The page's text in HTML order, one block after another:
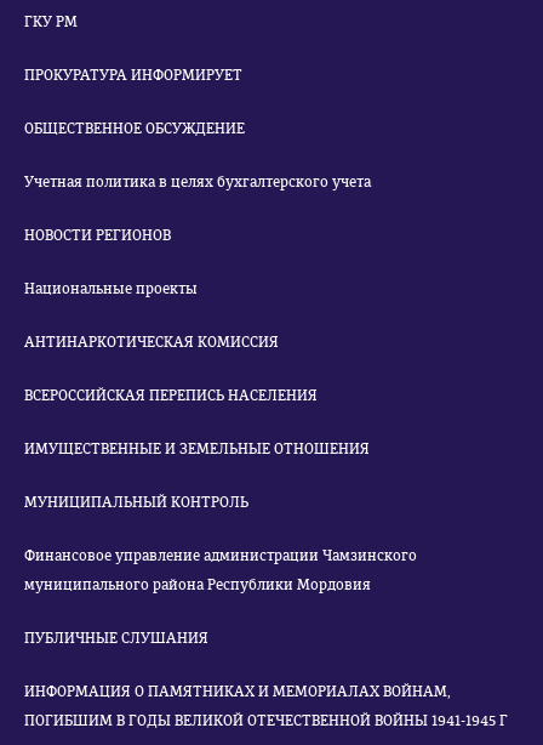
ГКУ РМ
ПРОКУРАТУРА ИНФОРМИРУЕТ
ОБЩЕСТВЕННОЕ ОБСУЖДЕНИЕ
Учетная политика в целях бухгалтерского учета
НОВОСТИ РЕГИОНОВ
Национальные проекты
АНТИНАРКОТИЧЕСКАЯ КОМИССИЯ
ВСЕРОССИЙСКАЯ ПЕРЕПИСЬ НАСЕЛЕНИЯ
ИМУЩЕСТВЕННЫЕ И ЗЕМЕЛЬНЫЕ ОТНОШЕНИЯ
МУНИЦИПАЛЬНЫЙ КОНТРОЛЬ
Финансовое управление администрации Чамзинского
муниципального района Республики Мордовия
ПУБЛИЧНЫЕ СЛУШАНИЯ
ИНФОРМАЦИЯ О ПАМЯТНИКАХ И МЕМОРИАЛАХ ВОЙНАМ,
ПОГИБШИМ В ГОДЫ ВЕЛИКОЙ ОТЕЧЕСТВЕННОЙ ВОЙНЫ 1941-1945 Г